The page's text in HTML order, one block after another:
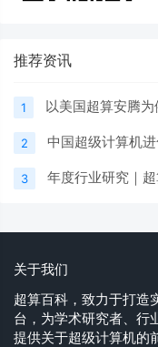
推荐资讯
1 以美国超算安腾
2 中国超级计算机进
3 年度行业研究｜
关于我们
超算百科，致力于打造
台，为学术研究者、行
提供关于超级计算机的